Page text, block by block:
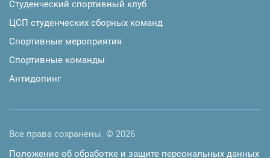
Студенческий спортивный клуб
ЦСП студенческих сборных команд
Спортивные мероприятия
Спортивные команды
Антидопинг
Все права сохранены. © 2026
Положение об обработке и защите персональных данных